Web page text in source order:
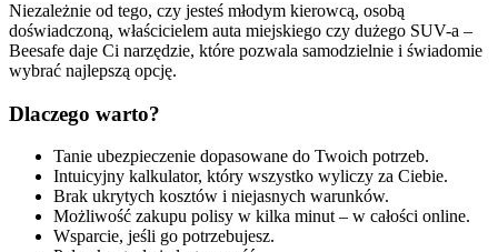
Niezależnie od tego, czy jesteś młodym kierowcą, osobą
doświadczoną, właścicielem auta miejskiego czy dużego SUV-a –
Beesafe daje Ci narzędzie, które pozwala samodzielnie i świadomie
wybrać najlepszą opcję.
Dlaczego warto?
Tanie ubezpieczenie dopasowane do Twoich potrzeb.
Intuicyjny kalkulator, który wszystko wyliczy za Ciebie.
Brak ukrytych kosztów i niejasnych warunków.
Możliwość zakupu polisy w kilka minut – w całości online.
Wsparcie, jeśli go potrzebujesz.